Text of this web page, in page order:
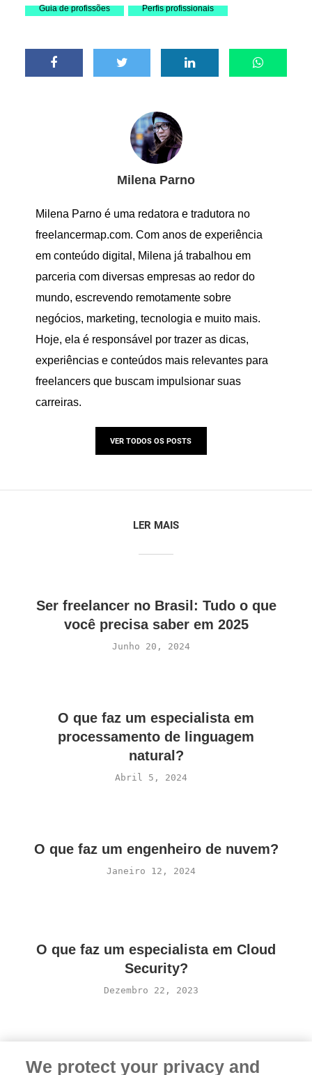
Guia de profissões Perfis profissionais
Milena Parno
Milena Parno é uma redatora e tradutora no
freelancermap.com. Com anos de experiência
em conteúdo digital, Milena já trabalhou em
parceria com diversas empresas ao redor do
mundo, escrevendo remotamente sobre
negócios, marketing, tecnologia e muito mais.
Hoje, ela é responsável por trazer as dicas,
experiências e conteúdos mais relevantes para
freelancers que buscam impulsionar suas
carreiras.
VER TODOS OS POSTS
LER MAIS
Ser freelancer no Brasil: Tudo o que
você precisa saber em 2025
Junho 20, 2024
O que faz um especialista em
processamento de linguagem
natural?
Abril 5, 2024
O que faz um engenheiro de nuvem?
Janeiro 12, 2024
O que faz um especialista em Cloud
Security?
Dezembro 22, 2023
We protect your privacy and